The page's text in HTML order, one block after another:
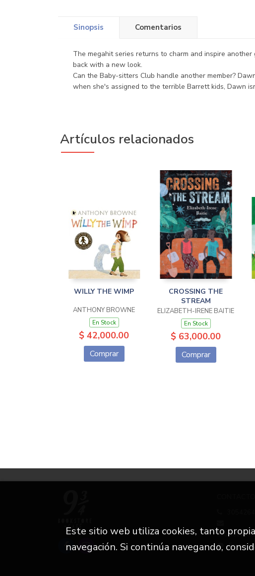
Sinopsis Comentarios
The megahit series returns to charm and inspire
back with a new look.
Can the Baby-sitters Club handle another member?
when she's assigned to the terrible Barrett kids, Dawn
Artículos relacionados
WILLY THE WIMP
ANTHONY BROWNE
En Stock
$ 42,000.00
Comprar
CROSSING THE
STREAM
ELIZABETH-IRENE BAITIE
En Stock
$ 63,000.00
Comprar
Este sitio web utiliza cookies, tanto
navegación. Si continúa navegando,